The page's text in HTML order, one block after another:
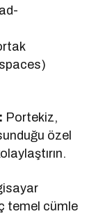
Portekiz,
özel
temel cümle